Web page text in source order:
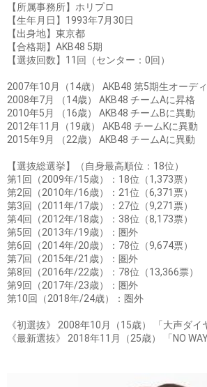
【所属事務所】ホリプロ
【生年月日】1993年7月30日
【出身地】東京都
【合格期】AKB48 5期
【選抜回数】11回（センター：0回）
2007年10月（14歳） AKB48 第5期生オーデ
2008年7月 （14歳） AKB48 チームAに昇格
2010年5月 （16歳） AKB48 チームBに異動
2012年11月（19歳） AKB48 チームKに異動
2015年9月 （22歳） AKB48 チームAに異動
【選抜総選挙】（自身最高順位：18位）
第1回（2009年/15歳）：18位（1,373票）
第2回（2010年/16歳）：21位（6,371票）
第3回（2011年/17歳）：27位（9,271票）
第4回（2012年/18歳）：38位（8,173票）
第5回（2013年/19歳）：圏外
第6回（2014年/20歳）：78位（9,674票）
第7回（2015年/21歳）：圏外
第8回（2016年/22歳）：78位（13,366票）
第9回（2017年/23歳）：圏外
第10回（2018年/24歳）：圏外
《初選抜》 2008年10月（15歳） 「大声ダイ
《最新選抜》 2018年11月（25歳） 「NO WAY